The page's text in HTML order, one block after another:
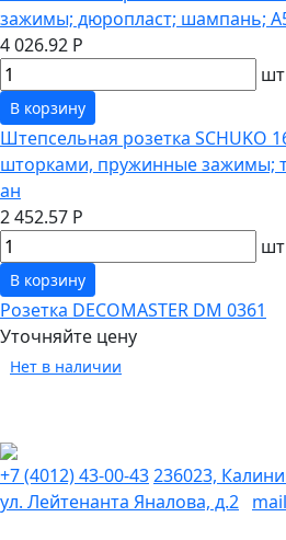
зажимы; дюропласт; шампань;
4 026.92 Р
шт
В корзину
Штепсельная розетка SCHUKO
шторками, пружинные зажимы;
ан
2 452.57 Р
шт
В корзину
Розетка DECOMASTER DM 0361
Уточняйте цену
Нет в наличии
+7 (4012) 43-00-43236023,
ул. Лейтенанта Яналова, д.2